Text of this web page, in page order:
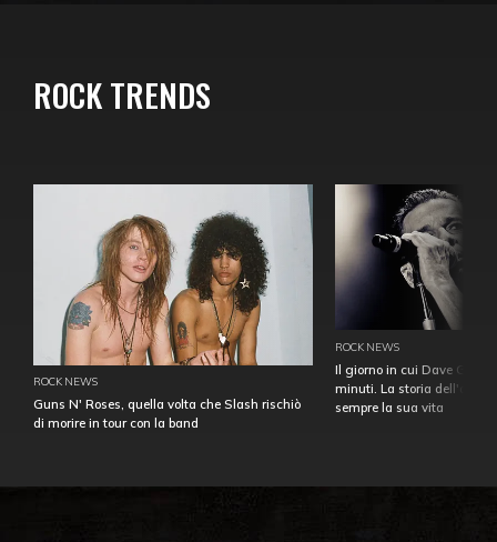
ROCK TRENDS
ROCK NEWS
Guns N' Roses, quella volta che Slash rischiò
di morire in tour con la band
ROCK NEWS
Il giorno in cui Dave
minuti. La storia
sempre la sua vita